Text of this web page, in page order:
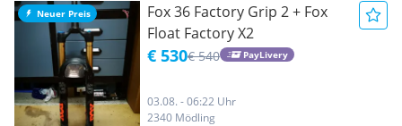
Neuer Preis
Fox 36 Factory Grip 2 + Fox
Float Factory X2
€ 530€ 540 PayLivery
03.08. - 06:22 Uhr
2340 Mödling